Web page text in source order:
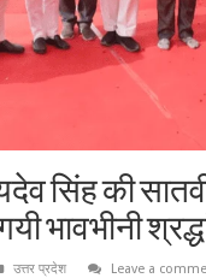
सिंह की
भावभीनी
उत्तर प्रदेश Leave a